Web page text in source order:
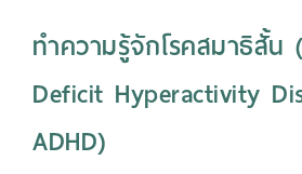
ทำความรู้จักโรคสมาธิสั้น
Deficit Hyperactivity
ADHD)